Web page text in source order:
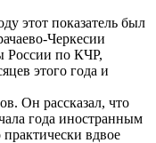
этот показатель был
Черкесии
России по КЧР,
этого года и
Он рассказал, что
года иностранным
вдвое